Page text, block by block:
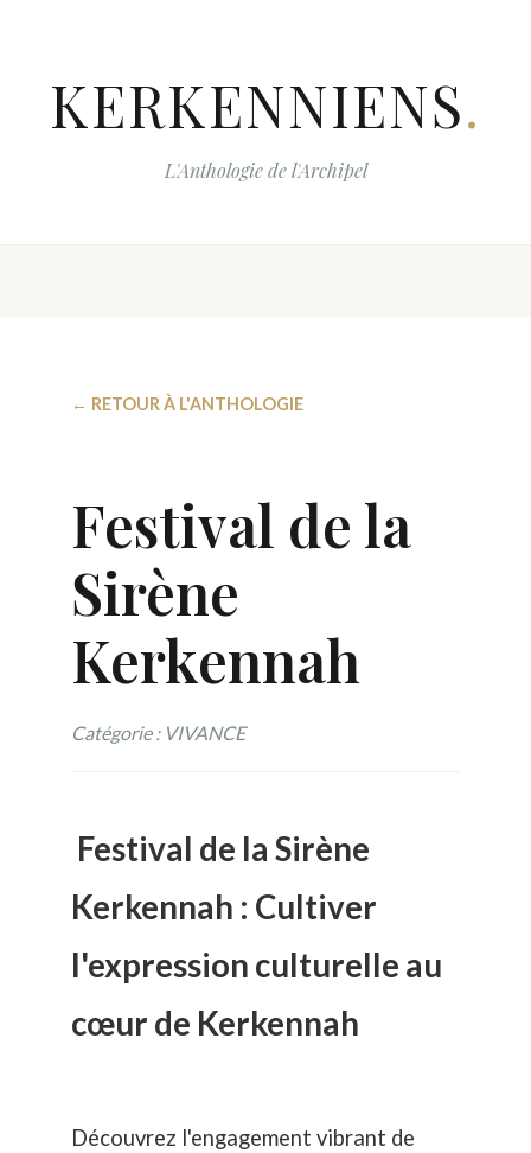
KERKENNIENS.
L'Anthologie de l'Archipel
← RETOUR À L'ANTHOLOGIE
Festival de la
Sirène
Kerkennah
Catégorie : VIVANCE
Festival de la Sirène
Kerkennah : Cultiver
l'expression culturelle au
cœur de Kerkennah
Découvrez l'engagement vibrant de